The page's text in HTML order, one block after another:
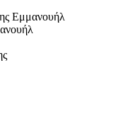
Εμμανουήλ